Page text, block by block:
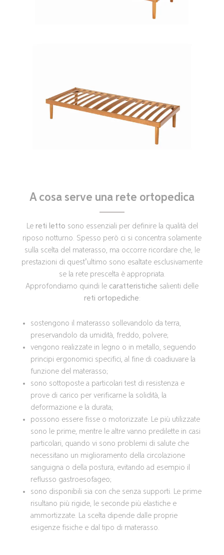
A cosa serve una rete ortopedica
Le reti letto sono essenziali per definire la qualità del
riposo notturno. Spesso però ci si concentra solamente
sulla scelta del materasso, ma occorre ricordare che, le
prestazioni di quest’ultimo sono esaltate esclusivamente
se la rete prescelta è appropriata.
Approfondiamo quindi le caratteristiche salienti delle
reti ortopediche:
sostengono il materasso sollevandolo da terra,
preservandolo da umidità, freddo, polvere;
vengono realizzate in legno o in metallo, seguendo
principi ergonomici specifici, al fine di coadiuvare la
funzione del materasso;
sono sottoposte a particolari test di resistenza e
prove di carico per verificarne la solidità, la
deformazione e la durata;
possono essere fisse o motorizzate. Le più utilizzate
sono le prime, mentre le altre vanno predilette in casi
particolari, quando vi sono problemi di salute che
necessitano un miglioramento della circolazione
sanguigna o della postura, evitando ad esempio il
reflusso gastroesofageo;
sono disponibili sia con che senza supporti. Le prime
risultano più rigide, le seconde più elastiche e
ammortizzate. La scelta dipende dalle proprie
esigenze fisiche e dal tipo di materasso.